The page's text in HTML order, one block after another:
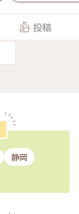
投稿
静岡